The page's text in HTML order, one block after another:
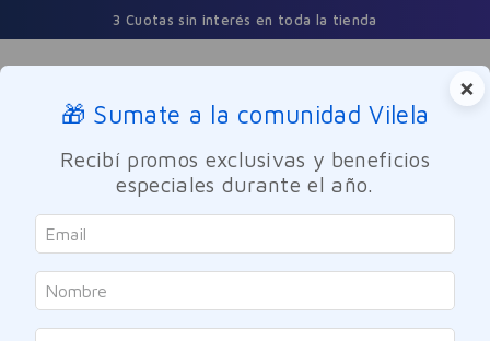
3 Cuotas sin interés en toda la tienda
Buscar
Perfumes y Fragancias Mujeres
Shakira
×
🎁 Sumate a la comunidad Vilela
Recibí promos exclusivas y beneficios
especiales durante el año.